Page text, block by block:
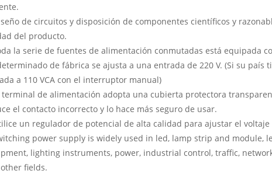
de circuitos y disposición de componentes científicos y
del producto.
la serie de fuentes de alimentación conmutadas está equipada
de fábrica se ajusta a una entrada de 220 V. (Si su país
a 110 VCA con el interruptor manual)
terminal de alimentación adopta una cubierta protectora
el contacto incorrecto y lo hace más seguro de usar.
un regulador de potencial de alta calidad para ajustar el
power supply is widely used in led, lamp strip and module,
lighting instruments, power, industrial control, traffic,
fields.